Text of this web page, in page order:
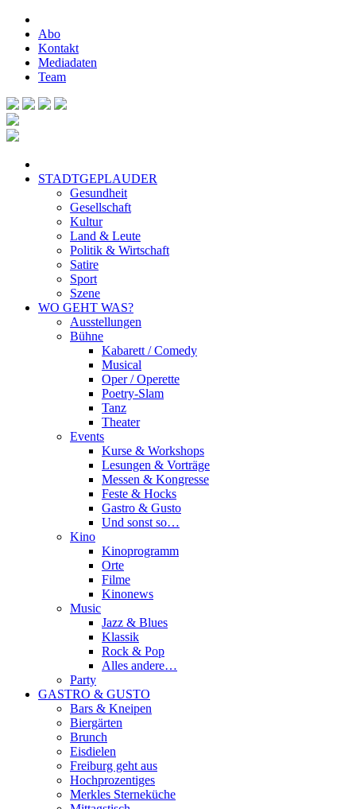
Abo
Kontakt
Mediadaten
Team
STADTGEPLAUDER
Gesundheit
Gesellschaft
Kultur
Land & Leute
Politik & Wirtschaft
Satire
Sport
Szene
WO GEHT WAS?
Ausstellungen
Bühne
Kabarett / Comedy
Musical
Oper / Operette
Poetry-Slam
Tanz
Theater
Events
Kurse & Workshops
Lesungen & Vorträge
Messen & Kongresse
Feste & Hocks
Gastro & Gusto
Und sonst so…
Kino
Kinoprogramm
Orte
Filme
Kinonews
Music
Jazz & Blues
Klassik
Rock & Pop
Alles andere…
Party
GASTRO & GUSTO
Bars & Kneipen
Biergärten
Brunch
Eisdielen
Freiburg geht aus
Hochprozentiges
Merkles Sterneküche